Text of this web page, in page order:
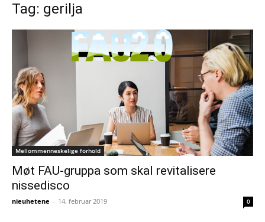
Tag: gerilja
Mellommenneskelige forhold
Møt FAU-gruppa som skal revitalisere
nissedisco
nieuhetene - 14. februar 2019 0